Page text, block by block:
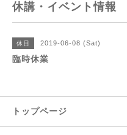
休講・イベント情報
休日 2019-06-08 (Sat)
臨時休業
トップページ